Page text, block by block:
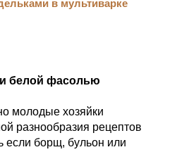
белой фасолью
молодые хозяйки
разнообразия рецептов
если борщ, бульон или